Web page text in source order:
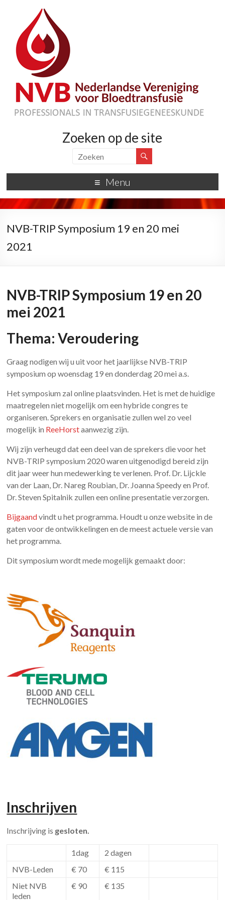
Zoeken op de site
Menu
NVB-TRIP Symposium 19 en 20 mei
2021
NVB-TRIP Symposium 19 en 20
mei 2021
Thema:Veroudering
Graag nodigen wij u uit voor het jaarlijkse NVB-TRIP
symposium op woensdag 19 en donderdag 20 mei a.s.
Het symposium zal online plaatsvinden. Het is met de huidige
maatregelen niet mogelijk om een hybride congres te
organiseren. Sprekers en organisatie zullen wel zo veel
mogelijk in ReeHorstaanwezig zijn.
Wij zijn verheugd dat een deel van de sprekers die voor het
NVB-TRIP symposium 2020 waren uitgenodigd bereid zijn
dit jaar weer hun medewerking te verlenen. Prof. Dr. Lijckle
van der Laan, Dr. Nareg Roubian, Dr. Joanna Speedy en Prof.
Dr. Steven Spitalnik zullen een online presentatie verzorgen.
Bijgaandvindt u het programma. Houdt u onze website in de
gaten voor de ontwikkelingen en de meest actuele versie van
het programma.
Dit symposium wordt mede mogelijk gemaakt door:
Inschrijven
Inschrijving is gesloten.
1dag
2 dagen
NVB-Leden
€ 70
€ 115
Niet NVB
leden
€ 90 € 135